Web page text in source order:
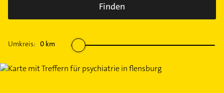
Finden
Umkreis: 0 km